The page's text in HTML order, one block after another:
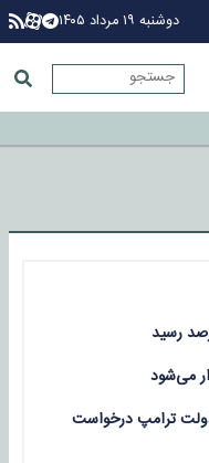
دوشنبه ۱۹ مرداد ۱۴۰۵
ترامپ درخواست